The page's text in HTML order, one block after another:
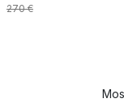
270 €